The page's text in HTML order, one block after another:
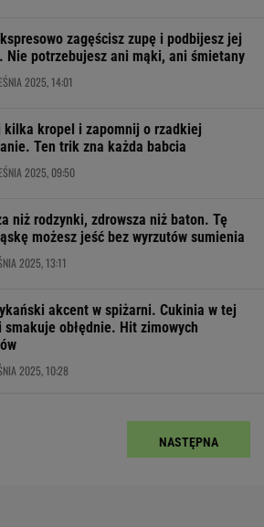
zagęścisz zupę i podbijesz jej
Nie potrzebujesz ani mąki, ani śmietany
2025, 14:01
kilka kropel i zapomnij o rzadkiej
Ten trik zna każda babcia
2025, 09:50
niż rodzynki, zdrowsza niż baton. Tę
możesz jeść bez wyrzutów sumienia
2025, 13:11
akcent w spiżarni. Cukinia w tej
smakuje obłędnie. Hit zimowych
2025, 10:28
NASTĘPNA